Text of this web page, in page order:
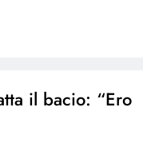
il bacio: “Ero